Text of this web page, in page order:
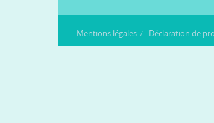
Mentions légales Déclaration de